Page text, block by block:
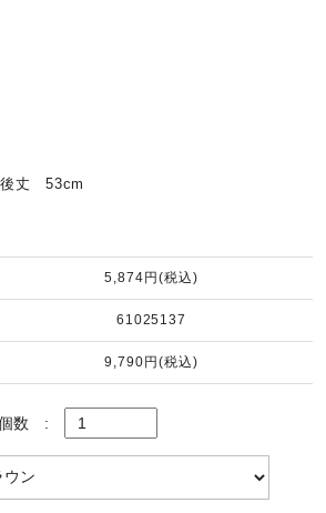
丈 53cm
5,874円(税込)
61025137
9,790円(税込)
数 :